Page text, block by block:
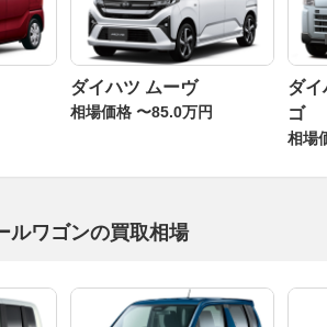
ダイハツ ムーヴ
相場価格 〜85.0万円
ダイ
ゴ
相場
ルワゴンの買取相場